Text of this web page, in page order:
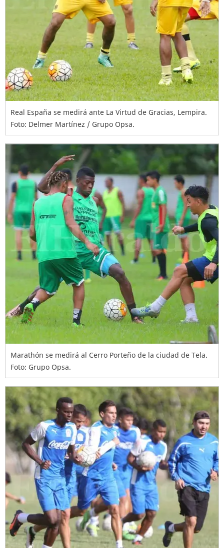
Real España se medirá ante La Virtud de Gracias, Lempira.
Foto: Delmer Martínez / Grupo Opsa.
Marathón se medirá al Cerro Porteño de la ciudad de Tela.
Foto: Grupo Opsa.